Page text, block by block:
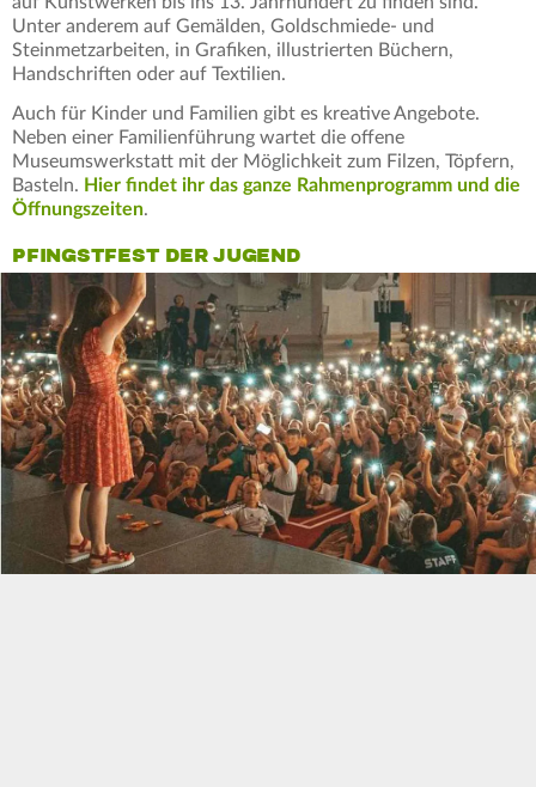
Unter anderem auf Gemälden, Goldschmiede- und
Steinmetzarbeiten, in Grafiken, illustrierten Büchern,
Handschriften oder auf Textilien.
Auch für Kinder und Familien gibt es kreative Angebote.
Neben einer Familienführung wartet die offene
Museumswerkstatt mit der Möglichkeit zum Filzen, Töpfern,
Basteln. Hier findet ihr das ganze Rahmenprogramm und die
Öffnungszeiten.
PFINGSTFEST DER JUGEND